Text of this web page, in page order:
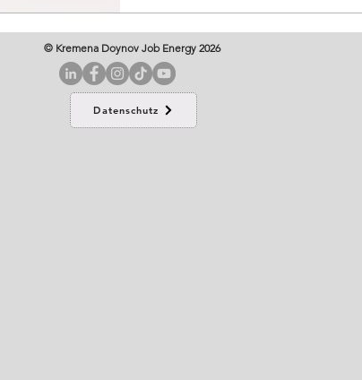
© Kremena Doynov Job Energy 2026
Datenschutz